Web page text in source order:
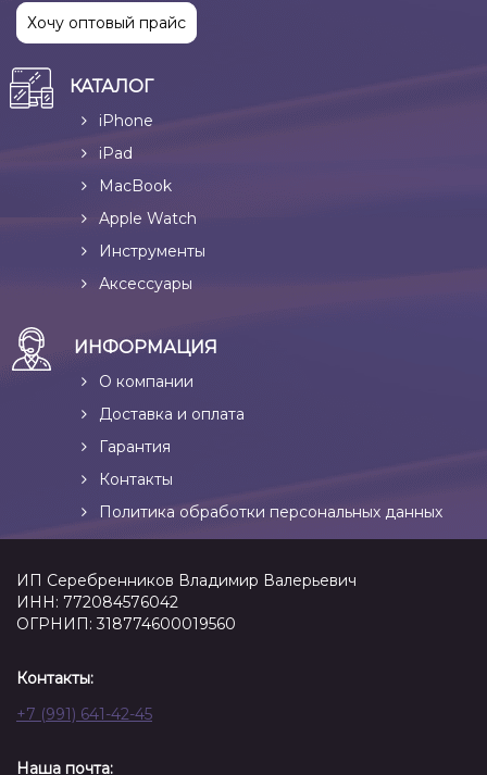
Хочу оптовый прайс
КАТАЛОГ
iPhone
iPad
MacBook
Apple Watch
Инструменты
Аксессуары
ИНФОРМАЦИЯ
О компании
Доставка и оплата
Гарантия
Контакты
Политика обработки персональных данных
ИП Серебренников Владимир Валерьевич
ИНН: 772084576042
ОГРНИП: 318774600019560
Контакты:
+7 (991) 641-42-45
Наша почта: